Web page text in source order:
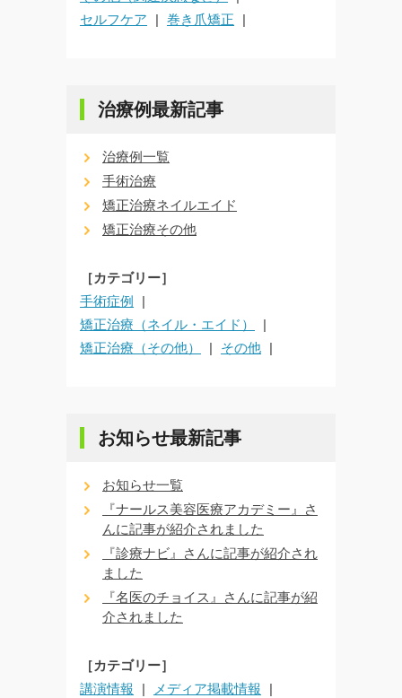
セルフケア
巻き爪矯正
治療例最新記事
治療例一覧
手術治療
矯正治療ネイルエイド
矯正治療その他
［カテゴリー］
手術症例
矯正治療（ネイル・エイド）
矯正治療（その他）
その他
お知らせ最新記事
お知らせ一覧
『ナールス美容医療アカデミー』さ
んに記事が紹介されました
『診療ナビ』さんに記事が紹介され
ました
『名医のチョイス』さんに記事が紹
介されました
［カテゴリー］
講演情報
メディア掲載情報